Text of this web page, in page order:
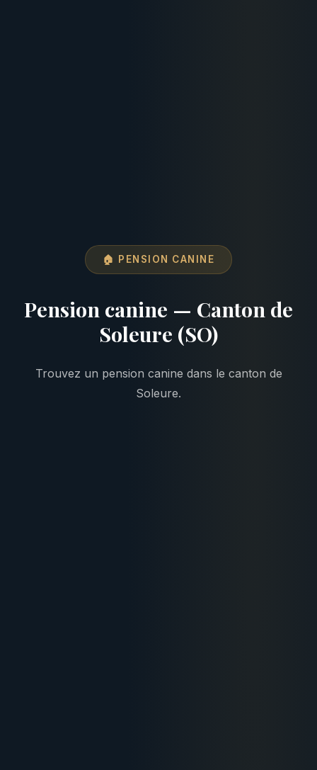
🏠 PENSION CANINE
Pension canine — Canton de
Soleure (SO)
Trouvez un pension canine dans le canton de
Soleure.